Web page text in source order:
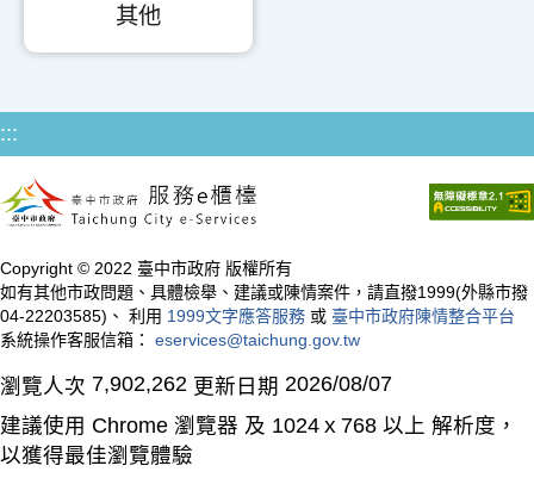
其他
:::
Copyright © 2022 臺中市政府 版權所有
如有其他市政問題、具體檢舉、建議或陳情案件，請直撥1999(外縣市撥
04-22203585)、 利用 1999文字應答服務 或 臺中市政府陳情整合平台
系統操作客服信箱： eservices@taichung.gov.tw
瀏覽人次 7,902,262 更新日期 2026/08/07
建議使用 Chrome 瀏覽器 及 1024ｘ768 以上 解析度，
以獲得最佳瀏覽體驗